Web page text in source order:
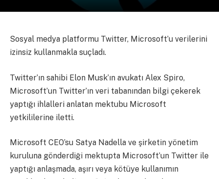
Sosyal medya platformu Twitter, Microsoft’u verilerini
izinsiz kullanmakla suçladı.
Twitter’ın sahibi Elon Musk’ın avukatı Alex Spiro,
Microsoft’un Twitter’ın veri tabanından bilgi çekerek
yaptığı ihlalleri anlatan mektubu Microsoft
yetkililerine iletti.
Microsoft CEO’su Satya Nadella ve şirketin yönetim
kuruluna gönderdiği mektupta Microsoft’un Twitter ile
yaptığı anlaşmada, aşırı veya kötüye kullanımın